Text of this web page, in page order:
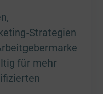
Strategien
für mehr